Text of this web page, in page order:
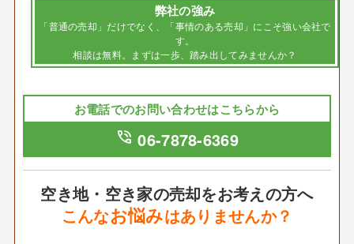
弊社の強み
「普通の売却」だけでなく、「事情のある売却」にこそ強い会社で
す。
相談は無料。まずは一歩、踏み出してみませんか？
お電話でのお問い合わせはこちらから
phone_in_talk 06-7878-6369
空き地・空き家の売却をお考えの方へ
こんなお悩みはありませんか？